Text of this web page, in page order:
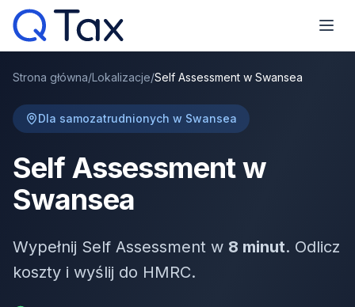
Strona główna/Lokalizacje/Self Assessment w Swansea
Dla samozatrudnionych w Swansea
Self Assessment w
Swansea
Wypełnij Self Assessment w 8 minut. Odlicz
koszty i wyślij do HMRC.